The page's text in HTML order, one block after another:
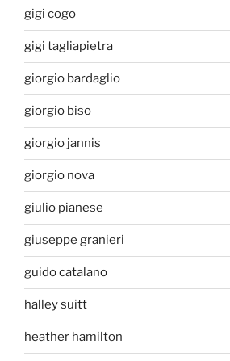
gigi cogo
gigi tagliapietra
giorgio bardaglio
giorgio biso
giorgio jannis
giorgio nova
giulio pianese
giuseppe granieri
guido catalano
halley suitt
heather hamilton